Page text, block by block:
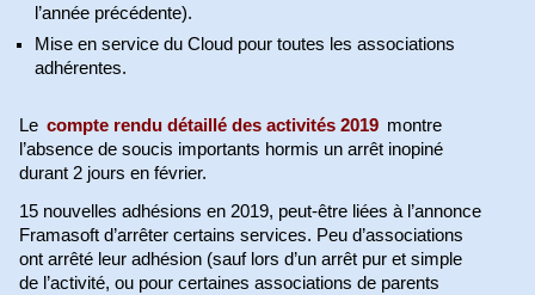
l’année précédente).
Mise en service du Cloud pour toutes les associations
adhérentes.
Le compte rendu détaillé des activités 2019 montre
l’absence de soucis importants hormis un arrêt inopiné
durant 2 jours en février.
15 nouvelles adhésions en 2019, peut-être liées à l’annonce
Framasoft d’arrêter certains services. Peu d’associations
ont arrêté leur adhésion (sauf lors d’un arrêt pur et simple
de l’activité, ou pour certaines associations de parents